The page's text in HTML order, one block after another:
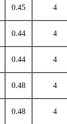
0.45 4
0.44 4
0.44 4
0.48 4
0.48 4